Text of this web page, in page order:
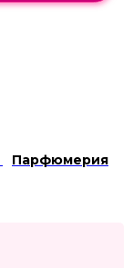
Парфюмерия